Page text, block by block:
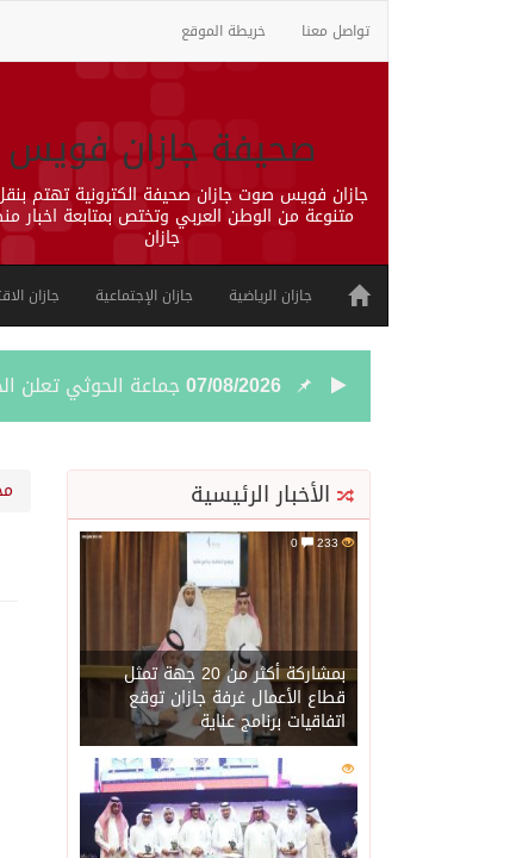
تواصل معنا خريطة الموقع
صحيفة جازان فويس
جازان فويس صوت جازان صحيفة الكترونية تهتم
متنوعة من الوطن العربي وتختص بمتابعة اخبار
جازان
جازان الرياضية جازان الإجتماعية جازان
07/08/2026جماعة الحوثي تعلن
07/08/2026مقتل شخصين وإصابة 14 إثر انفجار عبوة ناسفة داخل حافلة في ريف دمشق
07/08/2026جراء عدوان الاحتلال
07/08/2026اكتمال استقبال
07/08/2026التحالف: إصابة (11) مدنياً في نجران نتيجة اعتداءات حوثية إرهابية
07/08/2026التحالف يعزي
الأخبار الرئيسية
233
بمشاركة أكثر من 20 جهة تمثل
قطاع الأعمال غرفة جازان توقع
اتفاقيات برنامج عناية
215